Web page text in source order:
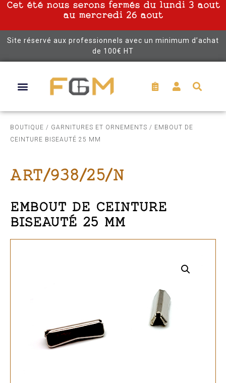
Cet été nous serons fermés du lundi 3 aout
au mercredi 26 aout
Site réservé aux professionnels avec un minimum d’achat
de 100€ HT
BOUTIQUE / GARNITURES ET ORNEMENTS / EMBOUT DE
CEINTURE BISEAUTÉ 25 MM
ART/938/25/N
EMBOUT DE CEINTURE
BISEAUTÉ 25 MM